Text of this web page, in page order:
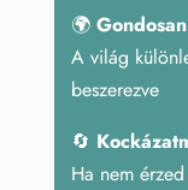
🌍
A világ
beszerezve
🔄
Ha nem